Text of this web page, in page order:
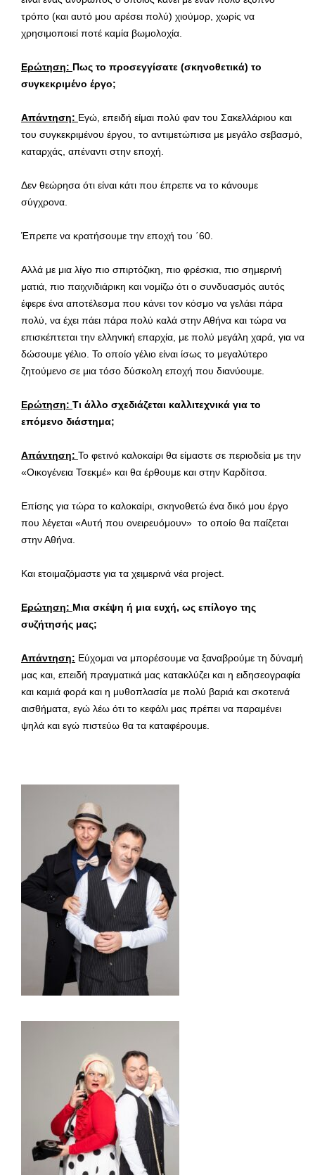
τρόπο (και αυτό μου αρέσει πολύ) χιούμορ, χωρίς να
χρησιμοποιεί ποτέ καμία βωμολοχία.
Ερώτηση: Πως το προσεγγίσατε (σκηνοθετικά) το
συγκεκριμένο έργο;
Απάντηση: Εγώ, επειδή είμαι πολύ φαν του Σακελλάριου και
του συγκεκριμένου έργου, το αντιμετώπισα με μεγάλο σεβασμό,
καταρχάς, απέναντι στην εποχή.
Δεν θεώρησα ότι είναι κάτι που έπρεπε να το κάνουμε
σύγχρονα.
Έπρεπε να κρατήσουμε την εποχή του ΄60.
Αλλά με μια λίγο πιο σπιρτόζικη, πιο φρέσκια, πιο σημερινή
ματιά, πιο παιχνιδιάρικη και νομίζω ότι ο συνδυασμός αυτός
έφερε ένα αποτέλεσμα που κάνει τον κόσμο να γελάει πάρα
πολύ, να έχει πάει πάρα πολύ καλά στην Αθήνα και τώρα να
επισκέπτεται την ελληνική επαρχία, με πολύ μεγάλη χαρά, για να
δώσουμε γέλιο. Το οποίο γέλιο είναι ίσως το μεγαλύτερο
ζητούμενο σε μια τόσο δύσκολη εποχή που διανύουμε.
Ερώτηση: Τι άλλο σχεδιάζεται καλλιτεχνικά για το
επόμενο διάστημα;
Απάντηση: Το φετινό καλοκαίρι θα είμαστε σε περιοδεία με την
«Οικογένεια Τσεκμέ» και θα έρθουμε και στην Καρδίτσα.
Επίσης για τώρα το καλοκαίρι, σκηνοθετώ ένα δικό μου έργο
που λέγεται «Αυτή που ονειρευόμουν» το οποίο θα παίζεται
στην Αθήνα.
Και ετοιμαζόμαστε για τα χειμερινά νέα project.
Ερώτηση: Μια σκέψη ή μια ευχή, ως επίλογο της
συζήτησής μας;
Απάντηση: Εύχομαι να μπορέσουμε να ξαναβρούμε τη δύναμή
μας και, επειδή πραγματικά μας κατακλύζει και η ειδησεογραφία
και καμιά φορά και η μυθοπλασία με πολύ βαριά και σκοτεινά
αισθήματα, εγώ λέω ότι το κεφάλι μας πρέπει να παραμένει
ψηλά και εγώ πιστεύω θα τα καταφέρουμε.